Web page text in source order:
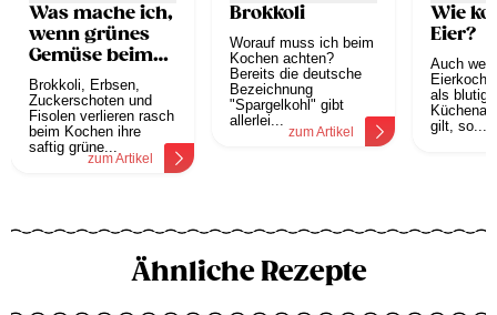
Was mache ich,
wenn grünes
Gemüse beim
Kochen seine
Farbe verliert?
Brokkoli, Erbsen,
Zuckerschoten und
Fisolen verlieren rasch
beim Kochen ihre
saftig grüne...
zum Artikel
Brokkoli
Worauf muss ich beim
Kochen achten?
Bereits die deutsche
Bezeichnung
"Spargelkohl" gibt
allerlei...
zum Artikel
Wie
Eier?
Auch
Eierkoch
als
gilt, so...
Ähnliche Rezepte